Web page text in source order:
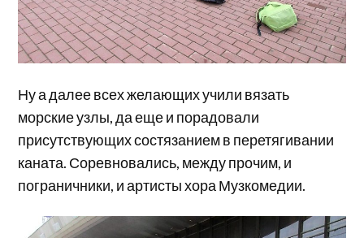
Ну а далее всех желающих учили вязать
морские узлы, да еще и порадовали
присутствующих состязанием в перетягивании
каната. Соревновались, между прочим, и
пограничники, и артисты хора Музкомедии.